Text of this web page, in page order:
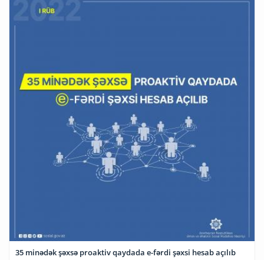
35 minədək şəxsə proaktiv qaydada e-fərdi şəxsi hesab açılıb